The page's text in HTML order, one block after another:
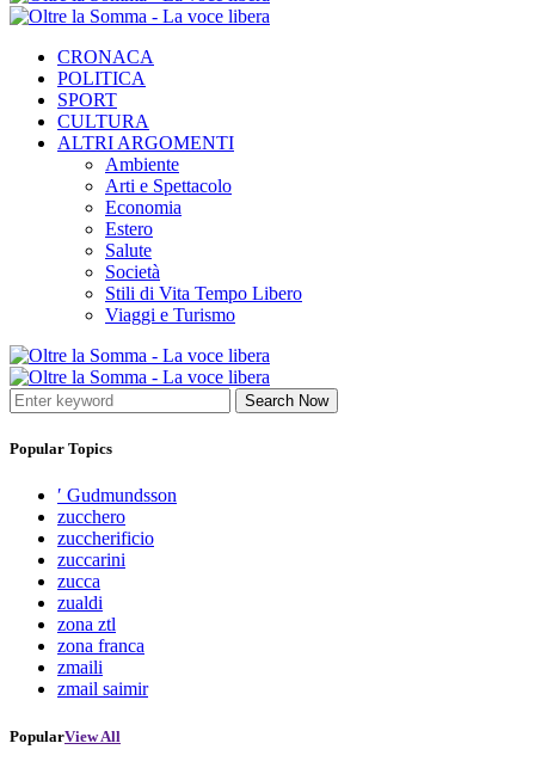
CRONACA
POLITICA
SPORT
CULTURA
ALTRI ARGOMENTI
Ambiente
Arti e Spettacolo
Economia
Estero
Salute
Società
Stili di Vita Tempo Libero
Viaggi e Turismo
Search Now
Popular Topics
′ Gudmundsson
zucchero
zuccherificio
zuccarini
zucca
zualdi
zona ztl
zona franca
zmaili
zmail saimir
PopularView All